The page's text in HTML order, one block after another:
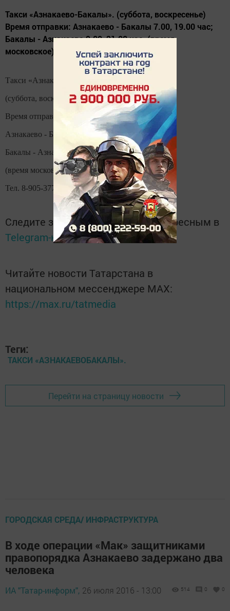
Такси «Азнакаево-Бакалы». (суббота, воскресенье)
Время отправки: Азнакаево - Бакалы 7.00, 19.00 час;
Бакалы - Азнакаево 9.00, 21.00 час. (время
московское) Тел. 8-905-377-27-84.
Такси «Азнакаево-Бакалы».
(суббота, воскресенье)
Время отправки:
Азнакаево - Бакалы 7.00, 19.00 час;
Бакалы - Азнакаево 9.00, 21.00 час.
(время московское)
Тел. 8-905-377-27-84.
Следите за самым важным и интересным в
Telegram-каналеТатмедиа
Читайте новости Татарстана в
национальном мессенджере MАХ:
https://max.ru/tatmedia
Теги:
ТАКСИ «АЗНАКАЕВОБАКАЛЫ».
Перейти на страницу новости
ГОРОДСКАЯ СРЕДА/ ИНФРАСТРУКТУРА
В ходе операции «Мак» защитниками
правопорядка Азнакаево задержано два
человека
ИА "Татар-информ", 26 июля 2016 - 13:00 514 0 0